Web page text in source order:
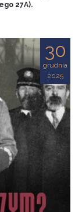
27A).
30
grudnia
2025